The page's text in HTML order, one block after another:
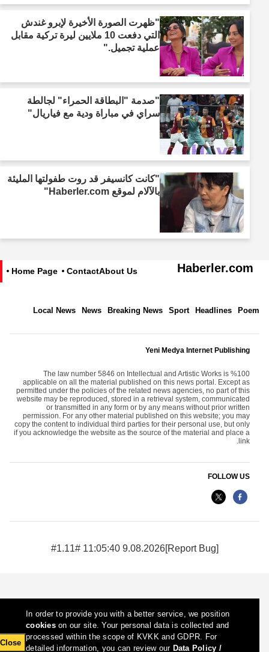
"ظهرت الصورة الأخيرة لإبرو غندش
التي دفعت 10 ملايين ليرة تركية مقابل
عملية تجميل."
"صدمة "البطاقة الحمراء" لجالطة
سراي في مباراة ودية مع فياريال"
"كانت كانسيفر قد روت طفولتها المليئة
بالآلام لموقع Haberler.com"
Haberler.com
About Us
Contact
Home Page
Poem
Headlines
Sport
Breaking News
News
Local News
Yeni Medya Internet Publishing
The law number 5846 on Intellectual and Artistic Works is %100
applicable on all the material published on this news portal. Except as
permitted under the policies of the related news agencies, no part of this
website may be reproduced, stored in a retrieval system, communicated
or transmitted in any form or by any means without prior written
permission. For any other material published on this website; you may
copy the content to individual third parties for their personal use, but only
if you acknowledge the website as the source of the material and place a
link.
FOLLOW US
9.08.2026 11:05:40 #1.11#
In order to provide you with a better service, we position
cookieson our site. Your personal data is collected and
processed within the scope of KVKK and GDPR. For
detailed information, you can review ourData Policy /
Close